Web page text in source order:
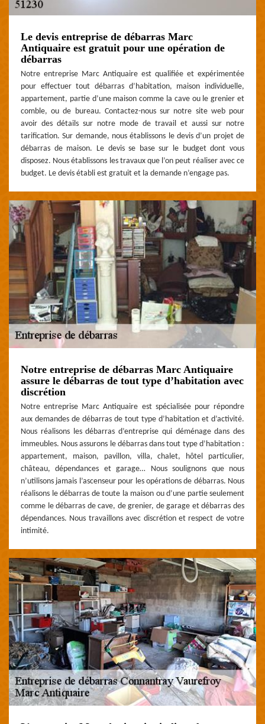
Le devis entreprise de débarras Marc
Antiquaire est gratuit pour une opération de
débarras
Notre entreprise Marc Antiquaire est qualifiée et expérimentée
pour effectuer tout débarras d’habitation, maison individuelle,
appartement, partie d’une maison comme la cave ou le grenier et
comble, ou de bureau. Contactez-nous sur notre site web pour
avoir des détails sur notre mode de travail et aussi sur notre
tarification. Sur demande, nous établissons le devis d’un projet de
débarras de maison. Le devis se base sur le budget dont vous
disposez. Nous établissons les travaux que l’on peut réaliser avec ce
budget. Le devis établi est gratuit et la demande n’engage pas.
Notre entreprise de débarras Marc Antiquaire
assure le débarras de tout type d’habitation avec
discrétion
Notre entreprise Marc Antiquaire est spécialisée pour répondre
aux demandes de débarras de tout type d’habitation et d’activité.
Nous réalisons les débarras d’entreprise qui déménage dans des
immeubles. Nous assurons le débarras dans tout type d’habitation :
appartement, maison, pavillon, villa, chalet, hôtel particulier,
château, dépendances et garage… Nous soulignons que nous
n’utilisons jamais l’ascenseur pour les opérations de débarras. Nous
réalisons le débarras de toute la maison ou d’une partie seulement
comme le débarras de cave, de grenier, de garage et débarras des
dépendances. Nous travaillons avec discrétion et respect de votre
intimité.